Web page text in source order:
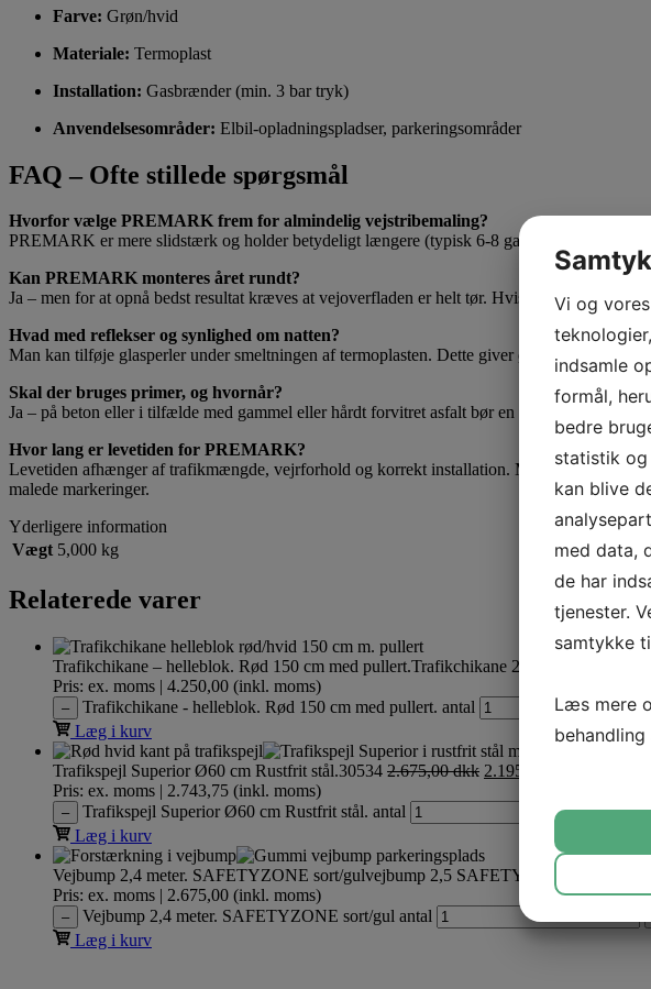
Farve: Grøn/hvid
Materiale: Termoplast
Installation: Gasbrænder (min. 3 bar tryk)
Anvendelsesområder: Elbil-opladningspladser, parkeringsområder
FAQ – Ofte stillede spørgsmål
Hvorfor vælge PREMARK frem for almindelig vejstribemaling?
PREMARK er mere slidstærk og holder betydeligt længere (typisk 6-8 gange længere).
Kan PREMARK monteres året rundt?
Ja – men for at opnå bedst resultat kræves at vejoverfladen er helt tør. Hvis vejbanen er
Hvad med reflekser og synlighed om natten?
Man kan tilføje glasperler under smeltningen af termoplasten. Dette giver øget refleks og
Skal der bruges primer, og hvornår?
Ja – på beton eller i tilfælde med gammel eller hårdt forvitret asfalt bør en PREMARK
Hvor lang er levetiden for PREMARK?
Levetiden afhænger af trafikmængde, vejrforhold og korrekt installation. Med optimal
malede markeringer.
Yderligere information
Vægt 5,000 kg
Relaterede varer
Trafikchikane – helleblok. Rød 150 cm med pullert.Trafikchikane 2 ender + 1 midt + 1
Pris: ex. moms | 4.250,00 (inkl. moms)
– Trafikchikane - helleblok. Rød 150 cm med pullert. antal
Læg i kurv
Trafikspejl Superior Ø60 cm Rustfrit stål.30534 2.675,00dkk 2.195,00
Pris: ex. moms | 2.743,75 (inkl. moms)
– Trafikspejl Superior Ø60 cm Rustfrit stål. antal +
Læg i kurv
Vejbump 2,4 meter. SAFETYZONE sort/gulvejbump 2,5 SAFETYZONE so
Pris: ex. moms | 2.675,00 (inkl. moms)
– Vejbump 2,4 meter. SAFETYZONE sort/gul antal
Læg i kurv
Vi og
indsamle
formål,
bedre
statistik og
kan blive
med data,
de har
tjenester.
samtykke
Læs mere